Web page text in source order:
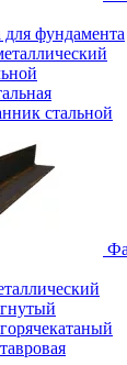
фундамента
стальной